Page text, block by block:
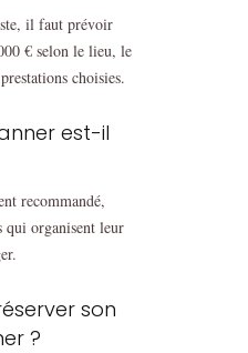
il faut prévoir
€ selon le lieu, le
choisies.
est-il
recommandé,
qui organisent leur
son
?